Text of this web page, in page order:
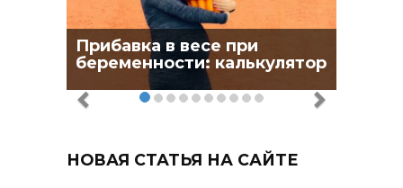
Прибавка в весе при
беременности: калькулятор
НОВАЯ СТАТЬЯ НА САЙТЕ